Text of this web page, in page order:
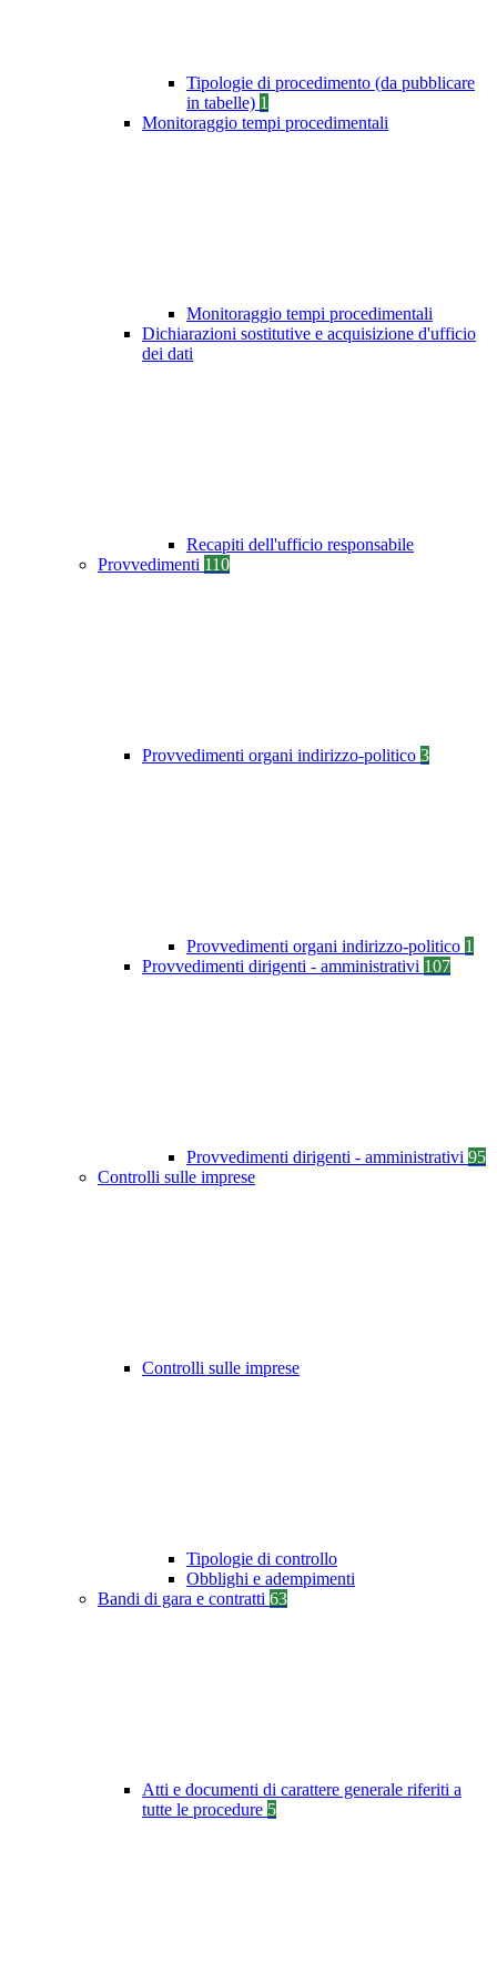
Tipologie di procedimento (da pubblicare
in tabelle) 1
Monitoraggio tempi procedimentali
Monitoraggio tempi procedimentali
Dichiarazioni sostitutive e acquisizione d'ufficio
dei dati
Recapiti dell'ufficio responsabile
Provvedimenti 110
Provvedimenti organi indirizzo-politico 3
Provvedimenti organi indirizzo-politico 1
Provvedimenti dirigenti - amministrativi 107
Provvedimenti dirigenti - amministrativi 95
Controlli sulle imprese
Controlli sulle imprese
Tipologie di controllo
Obblighi e adempimenti
Bandi di gara e contratti 63
Atti e documenti di carattere generale riferiti a
tutte le procedure 5